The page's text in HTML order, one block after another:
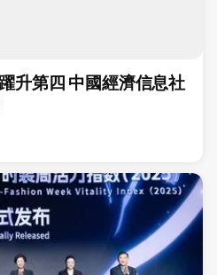
升第四 中國經濟信息社